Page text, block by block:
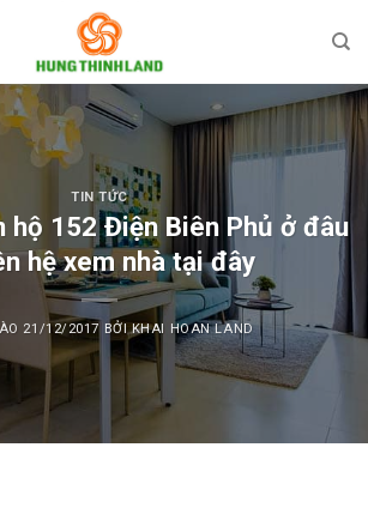
TIN TỨC
hộ 152 Điện Biên Phủ ở đâu
hệ xem nhà tại đây
21/12/2017 BỞIKHAI HOAN LAND